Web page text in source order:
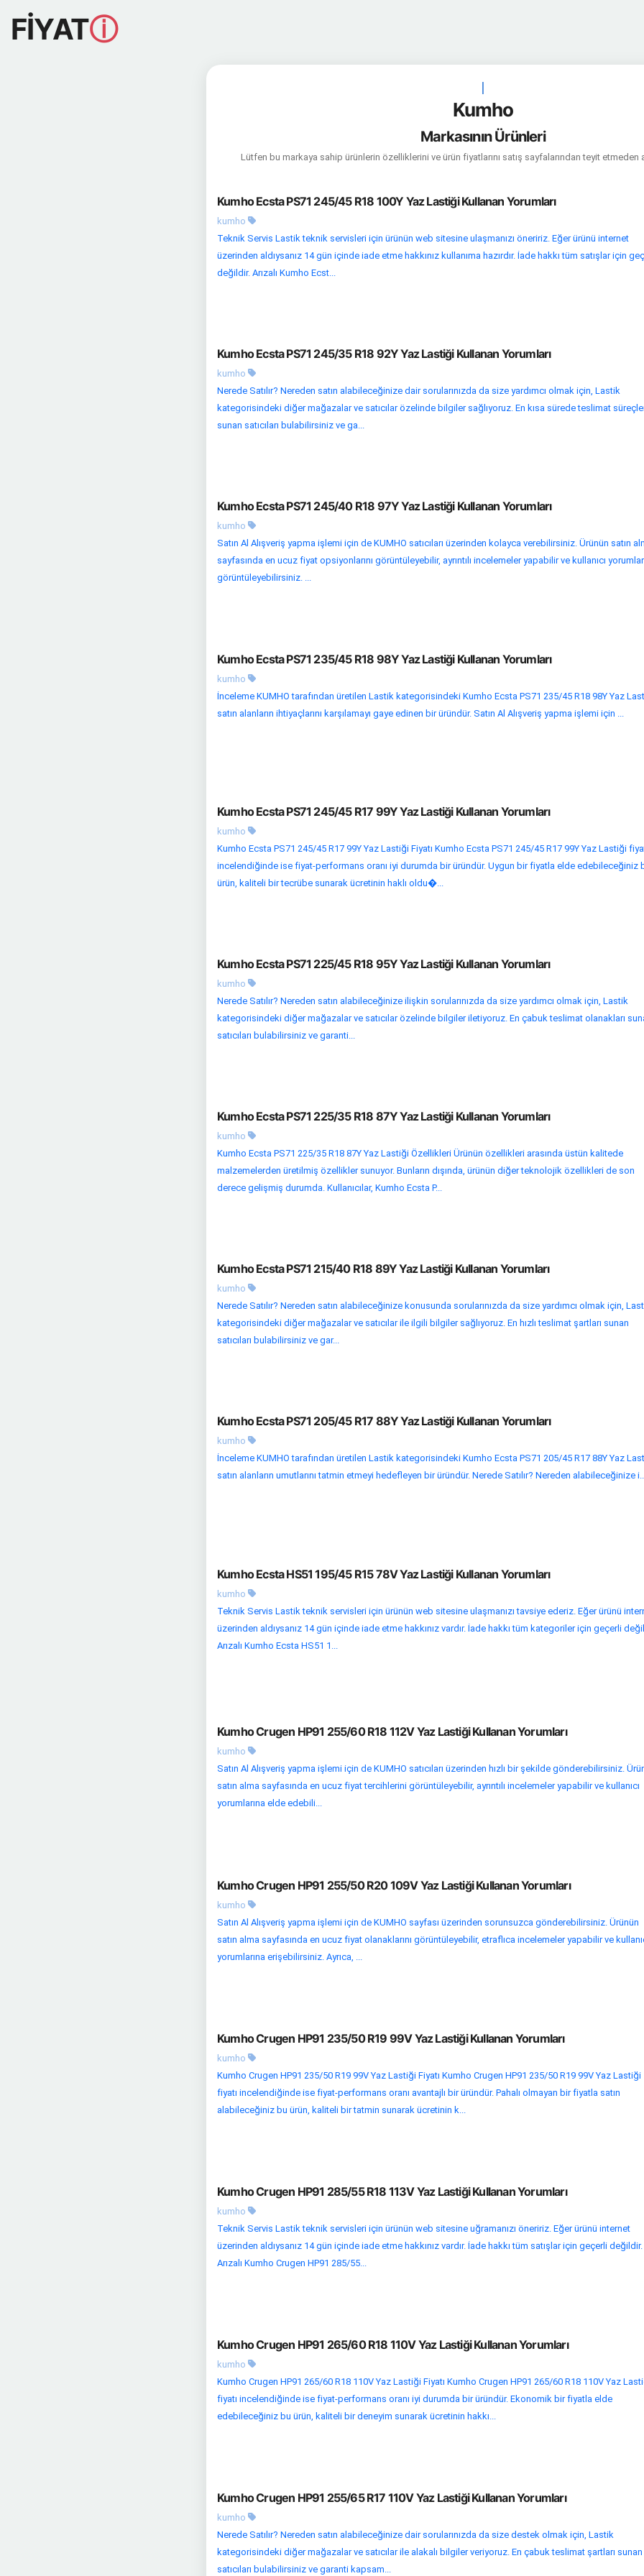
FİYATⓘ
|
Kumho
Markasının Ürünleri
Lütfen bu markaya sahip ürünlerin özelliklerini ve ürün fiyatlarını satış sayfalarından teyit etmeden
Kumho Ecsta PS71 245/45 R18 100Y Yaz Lastiği Kullanan Yorumları
kumho
Teknik Servis Lastik teknik servisleri için ürünün web sitesine ulaşmanızı öneririz. Eğer ürünü internet
üzerinden aldıysanız 14 gün içinde iade etme hakkınız kullanıma hazırdır. İade hakkı tüm satışlar için
değildir. Arızalı Kumho Ecst...
Kumho Ecsta PS71 245/35 R18 92Y Yaz Lastiği Kullanan Yorumları
kumho
Nerede Satılır? Nereden satın alabileceğinize dair sorularınızda da size yardımcı olmak için, Lastik
kategorisindeki diğer mağazalar ve satıcılar özelinde bilgiler sağlıyoruz. En kısa sürede teslimat
sunan satıcıları bulabilirsiniz ve ga...
Kumho Ecsta PS71 245/40 R18 97Y Yaz Lastiği Kullanan Yorumları
kumho
Satın Al Alışveriş yapma işlemi için de KUMHO satıcıları üzerinden kolayca verebilirsiniz. Ürünün satın
sayfasında en ucuz fiyat opsiyonlarını görüntüleyebilir, ayrıntılı incelemeler yapabilir ve kullanıcı
görüntüleyebilirsiniz. ...
Kumho Ecsta PS71 235/45 R18 98Y Yaz Lastiği Kullanan Yorumları
kumho
İnceleme KUMHO tarafından üretilen Lastik kategorisindeki Kumho Ecsta PS71 235/45 R18 98Y Yaz
satın alanların ihtiyaçlarını karşılamayı gaye edinen bir üründür. Satın Al Alışveriş yapma işlemi için ...
Kumho Ecsta PS71 245/45 R17 99Y Yaz Lastiği Kullanan Yorumları
kumho
Kumho Ecsta PS71 245/45 R17 99Y Yaz Lastiği Fiyatı Kumho Ecsta PS71 245/45 R17 99Y Yaz Lastiği
incelendiğinde ise fiyat-performans oranı iyi durumda bir üründür. Uygun bir fiyatla elde edebileceğiniz
ürün, kaliteli bir tecrübe sunarak ücretinin haklı oldu�...
Kumho Ecsta PS71 225/45 R18 95Y Yaz Lastiği Kullanan Yorumları
kumho
Nerede Satılır? Nereden satın alabileceğinize ilişkin sorularınızda da size yardımcı olmak için, Lastik
kategorisindeki diğer mağazalar ve satıcılar özelinde bilgiler iletiyoruz. En çabuk teslimat olanakları
satıcıları bulabilirsiniz ve garanti...
Kumho Ecsta PS71 225/35 R18 87Y Yaz Lastiği Kullanan Yorumları
kumho
Kumho Ecsta PS71 225/35 R18 87Y Yaz Lastiği Özellikleri Ürünün özellikleri arasında üstün kalitede
malzemelerden üretilmiş özellikler sunuyor. Bunların dışında, ürünün diğer teknolojik özellikleri de son
derece gelişmiş durumda. Kullanıcılar, Kumho Ecsta P...
Kumho Ecsta PS71 215/40 R18 89Y Yaz Lastiği Kullanan Yorumları
kumho
Nerede Satılır? Nereden satın alabileceğinize konusunda sorularınızda da size yardımcı olmak için,
kategorisindeki diğer mağazalar ve satıcılar ile ilgili bilgiler sağlıyoruz. En hızlı teslimat şartları sunan
satıcıları bulabilirsiniz ve gar...
Kumho Ecsta PS71 205/45 R17 88Y Yaz Lastiği Kullanan Yorumları
kumho
İnceleme KUMHO tarafından üretilen Lastik kategorisindeki Kumho Ecsta PS71 205/45 R17 88Y Yaz
satın alanların umutlarını tatmin etmeyi hedefleyen bir üründür. Nerede Satılır? Nereden alabileceğinize
Kumho Ecsta HS51 195/45 R15 78V Yaz Lastiği Kullanan Yorumları
kumho
Teknik Servis Lastik teknik servisleri için ürünün web sitesine ulaşmanızı tavsiye ederiz. Eğer ürünü
üzerinden aldıysanız 14 gün içinde iade etme hakkınız vardır. İade hakkı tüm kategoriler için geçerli
Arızalı Kumho Ecsta HS51 1...
Kumho Crugen HP91 255/60 R18 112V Yaz Lastiği Kullanan Yorumları
kumho
Satın Al Alışveriş yapma işlemi için de KUMHO satıcıları üzerinden hızlı bir şekilde gönderebilirsiniz.
satın alma sayfasında en ucuz fiyat tercihlerini görüntüleyebilir, ayrıntılı incelemeler yapabilir ve kullanıcı
yorumlarına elde edebili...
Kumho Crugen HP91 255/50 R20 109V Yaz Lastiği Kullanan Yorumları
kumho
Satın Al Alışveriş yapma işlemi için de KUMHO sayfası üzerinden sorunsuzca gönderebilirsiniz. Ürünün
satın alma sayfasında en ucuz fiyat olanaklarını görüntüleyebilir, etraflıca incelemeler yapabilir ve
yorumlarına erişebilirsiniz. Ayrıca, ...
Kumho Crugen HP91 235/50 R19 99V Yaz Lastiği Kullanan Yorumları
kumho
Kumho Crugen HP91 235/50 R19 99V Yaz Lastiği Fiyatı Kumho Crugen HP91 235/50 R19 99V Yaz Lastiği
fiyatı incelendiğinde ise fiyat-performans oranı avantajlı bir üründür. Pahalı olmayan bir fiyatla satın
alabileceğiniz bu ürün, kaliteli bir tatmin sunarak ücretinin k...
Kumho Crugen HP91 285/55 R18 113V Yaz Lastiği Kullanan Yorumları
kumho
Teknik Servis Lastik teknik servisleri için ürünün web sitesine uğramanızı öneririz. Eğer ürünü internet
üzerinden aldıysanız 14 gün içinde iade etme hakkınız vardır. İade hakkı tüm satışlar için geçerli değildir.
Arızalı Kumho Crugen HP91 285/55...
Kumho Crugen HP91 265/60 R18 110V Yaz Lastiği Kullanan Yorumları
kumho
Kumho Crugen HP91 265/60 R18 110V Yaz Lastiği Fiyatı Kumho Crugen HP91 265/60 R18 110V Yaz
fiyatı incelendiğinde ise fiyat-performans oranı iyi durumda bir üründür. Ekonomik bir fiyatla elde
edebileceğiniz bu ürün, kaliteli bir deneyim sunarak ücretinin hakkı...
Kumho Crugen HP91 255/65 R17 110V Yaz Lastiği Kullanan Yorumları
kumho
Nerede Satılır? Nereden satın alabileceğinize dair sorularınızda da size destek olmak için, Lastik
kategorisindeki diğer mağazalar ve satıcılar ile alakalı bilgiler veriyoruz. En çabuk teslimat şartları sunan
satıcıları bulabilirsiniz ve garanti kapsam...